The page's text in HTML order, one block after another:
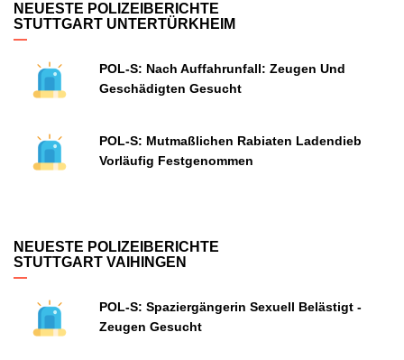
NEUESTE POLIZEIBERICHTE
STUTTGART UNTERTÜRKHEIM
POL-S: Nach Auffahrunfall: Zeugen Und
Geschädigten Gesucht
POL-S: Mutmaßlichen Rabiaten Ladendieb
Vorläufig Festgenommen
NEUESTE POLIZEIBERICHTE
STUTTGART VAIHINGEN
POL-S: Spaziergängerin Sexuell Belästigt -
Zeugen Gesucht